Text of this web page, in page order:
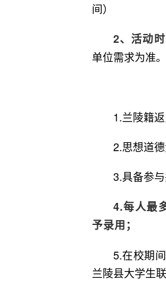
间）
2、活动
单位需求为准
1.兰陵籍返
2.思想道
3.具备参
4.每人最
予录用；
5.在校期
兰陵县大学生